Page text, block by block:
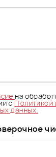
на
сПолитикой
данных.